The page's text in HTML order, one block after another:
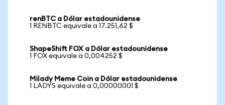
renBTC a Dólar estadounidense
1 RENBTC equivale a 17.251,62 $
ShapeShift FOX a Dólar estadounidense
1 FOX equivale a 0,004252 $
Milady Meme Coin a Dólar estadounidense
1 LADYS equivale a 0,00000001 $